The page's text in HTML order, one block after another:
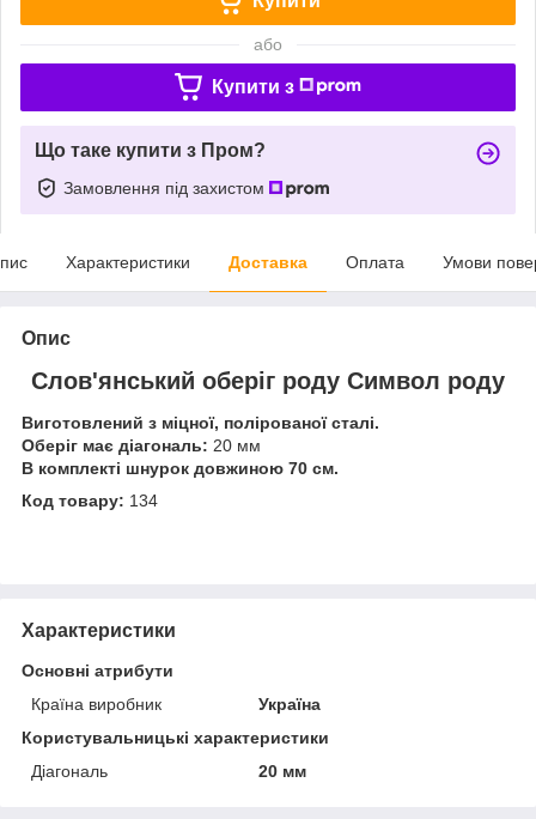
або
Купити з
Що таке купити з Пром?
Замовлення під захистом
Характеристики Доставка Оплата Умови
Опис
Слов'янський оберіг роду Символ роду
Виготовлений з міцної, полірованої сталі.
Оберіг має діагональ: 20 мм
В комплекті шнурок довжиною 70 см.
Код товару: 134
Характеристики
Основні атрибути
Країна виробник
Україна
Користувальницькі характеристики
Діагональ
20 мм